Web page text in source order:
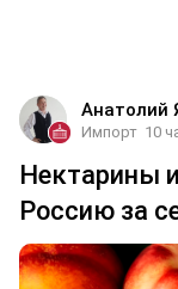
Анатолий
Импорт 10
Нектарины
Россию за